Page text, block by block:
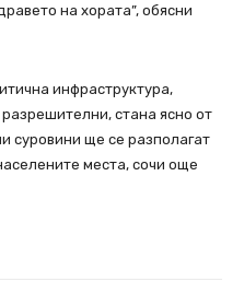
на хората”, обясни
инфраструктура,
стана ясно от
суровини ще се разполагат
места, сочи още